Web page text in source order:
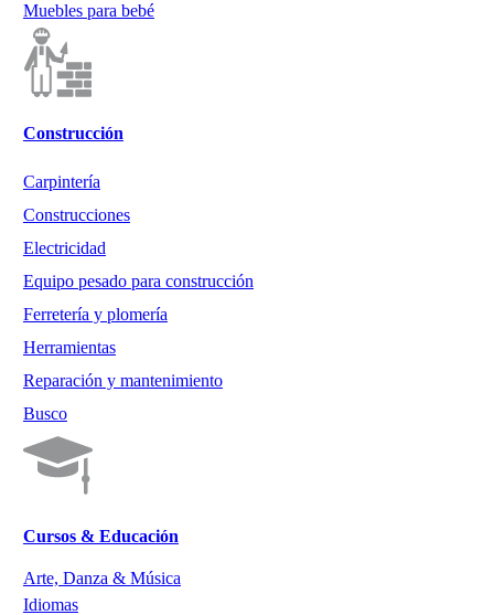
Muebles para bebé
Construcción
Carpintería
Construcciones
Electricidad
Equipo pesado para construcción
Ferretería y plomería
Herramientas
Reparación y mantenimiento
Busco
Cursos & Educación
Arte, Danza & Música
Idiomas